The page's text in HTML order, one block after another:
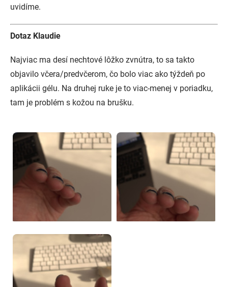
uvidíme.
Dotaz Klaudie
Najviac ma desí nechtové lôžko zvnútra, to sa takto
objavilo včera/predvčerom, čo bolo viac ako týždeň po
aplikácii gélu. Na druhej ruke je to viac-menej v poriadku,
tam je problém s kožou na brušku.